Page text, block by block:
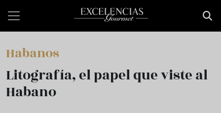
Habanos
Litografía, el papel que viste al
Habano